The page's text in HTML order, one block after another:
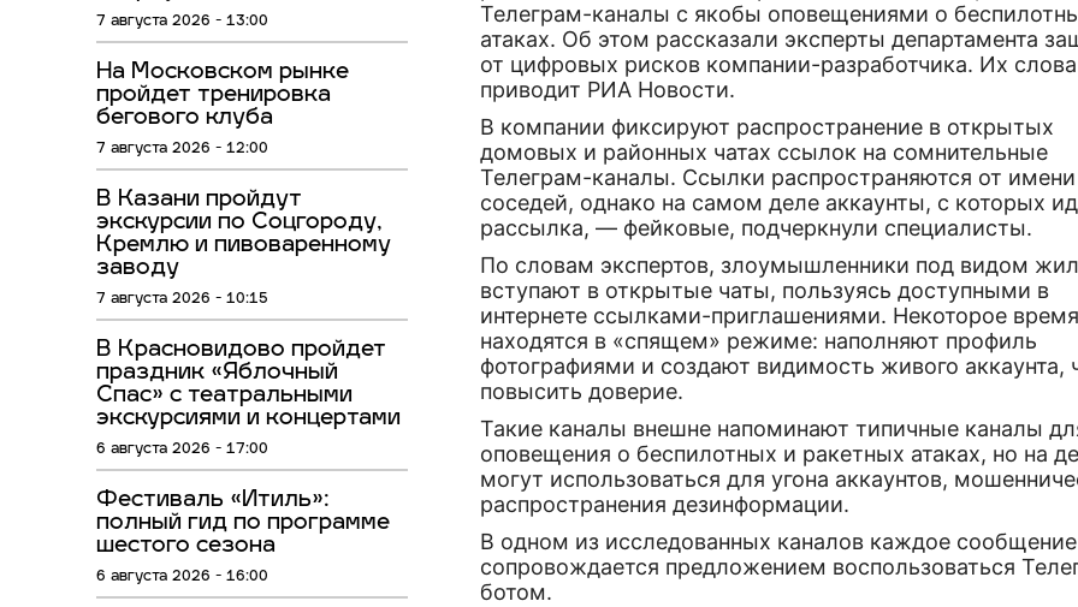
7 августа 2026 - 13:00
На Московском рынке
пройдет тренировка
бегового клуба
7 августа 2026 - 12:00
В Казани пройдут
экскурсии по Соцгороду,
Кремлю и пивоваренному
заводу
7 августа 2026 - 10:15
В Красновидово пройдет
праздник «Яблочный
Спас» с театральными
экскурсиями и концертами
6 августа 2026 - 17:00
Фестиваль «Итиль»:
полный гид по программе
шестого сезона
6 августа 2026 - 16:00
Телеграм-каналы с якобы оповещениями о
атаках. Об этом рассказали эксперты департамента
от цифровых рисков компании-разработчика. Их слова
приводит РИА Новости.
В компании фиксируют распространение в открытых
домовых и районных чатах ссылок на сомнительные
Телеграм-каналы. Ссылки распространяются от
соседей, однако на самом деле аккаунты, с которых
рассылка, — фейковые, подчеркнули специалисты.
По словам экспертов, злоумышленники под видом
вступают в открытые чаты, пользуясь доступными в
интернете ссылками-приглашениями. Некоторое
находятся в «спящем» режиме: наполняют профиль
фотографиями и создают видимость живого аккаунта,
повысить доверие.
Такие каналы внешне напоминают типичные каналы
оповещения о беспилотных и ракетных атаках, но на
могут использоваться для угона аккаунтов,
распространения дезинформации.
В одном из исследованных каналов каждое сообщение
сопровождается предложением воспользоваться
ботом.